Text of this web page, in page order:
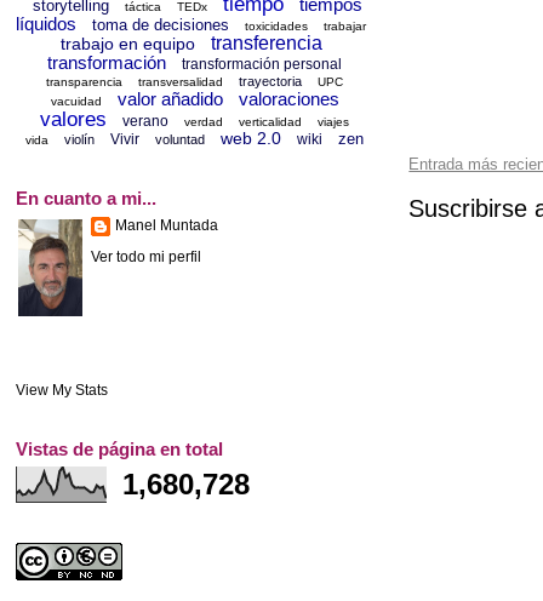
Entrada más
Suscribirse
storytelling táctica TEDx tiempo
tiempos
líquidos
toma de decisiones toxicidades trabajar
trabajo en equipo
transferencia
transformación
transformación personal
transparencia transversalidad trayectoria
UPC
vacuidad
valor añadido valoraciones
valores verano verdad verticalidad
viajes
vida
violín Vivir voluntad web 2.0 wiki zen
En cuanto a mi...
Manel Muntada
Ver todo mi perfil
View My Stats
Vistas de página en total
1,680,728